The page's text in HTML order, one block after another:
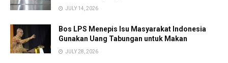
JULY 14, 2026
Bos LPS Menepis Isu Masyarakat Indonesia
Gunakan Uang Tabungan untuk Makan
JULY 28, 2026